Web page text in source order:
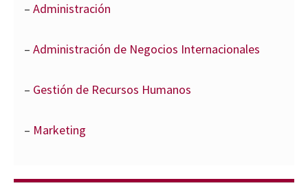
– Administración
– Administración de Negocios Internacionales
– Gestión de Recursos Humanos
– Marketing